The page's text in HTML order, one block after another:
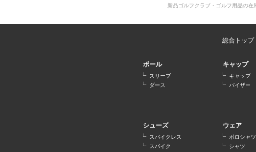
新品ゴルフクラブ・ゴルフ用品の
総合トップ
ボール
スリーブ
ダース
キャップ
キャップ
バイザー
シューズ
スパイクレス
スパイク
ウェア
ポロシャツ
シャツ